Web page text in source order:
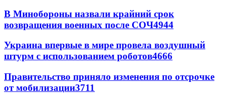
В Минобороны назвали крайний срок
возвращения военных после СОЧ4944
Украина впервые в мире провела воздушный
штурм с использованием роботов4666
Правительство приняло изменения по отсрочке
от мобилизации3711